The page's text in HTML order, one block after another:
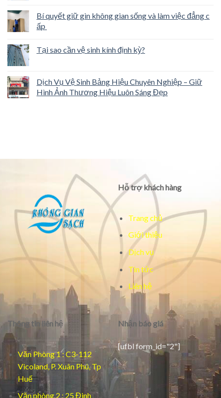
Bí quyết giữ gìn không gian sống và làm việc đẳng c
ấp
Tại sao cần vệ sinh kính định kỳ?
Dịch Vụ Vệ Sinh Bảng Hiệu Chuyên Nghiệp – Giữ
Hình Ảnh Thương Hiệu Luôn Sáng Đẹp
Hỗ trợ khách hàng
Trang chủ
Giới thiệu
Dịch vụ
Tin tức
Liên hệ
Thông tin liên hệ
Văn Phòng 1 : C3-112
Vicoland, P. Xuân Phú, Tp
Huế
Văn phòng 2 : 25 Đinh
Nhận báo giá
[ufbl form_id="2"]